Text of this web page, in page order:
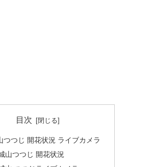
目次
つつじ 開花状況 ライブカメラ
山つつじ 開花状況